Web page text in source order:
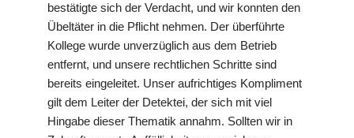
bestätigte sich der Verdacht, und wir konnten den
Übeltäter in die Pflicht nehmen. Der überführte
Kollege wurde unverzüglich aus dem Betrieb
entfernt, und unsere rechtlichen Schritte sind
bereits eingeleitet. Unser aufrichtiges Kompliment
gilt dem Leiter der Detektei, der sich mit viel
Hingabe dieser Thematik annahm. Sollten wir in